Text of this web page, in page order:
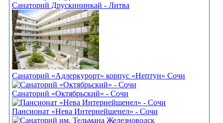
Санаторий Друскининкай - Литва
Санаторий «Адлеркурорт» корпус «Нептун» Сочи
Санаторий «Октябрьский» - Сочи
Пансионат «Нева Интернейшенел» - Сочи